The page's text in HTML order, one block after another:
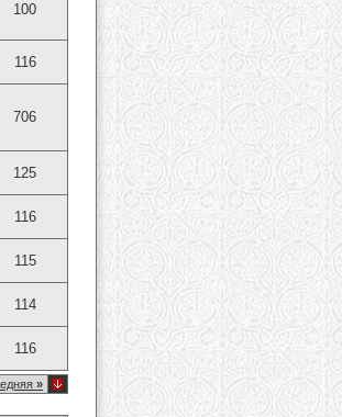
100
116
706
125
116
115
114
116
»